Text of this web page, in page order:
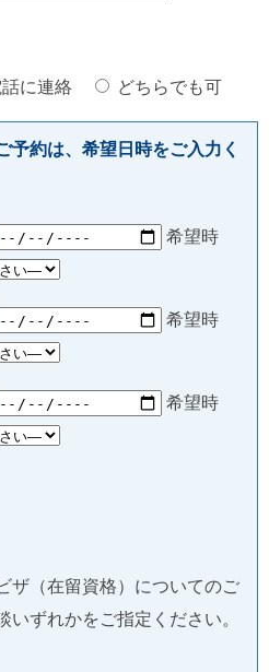
に連絡 どちらでも可
予約は、希望日時をご入力く
希望時
希望時
希望時
ザ（在留資格）についてのご
ずれかをご指定ください。